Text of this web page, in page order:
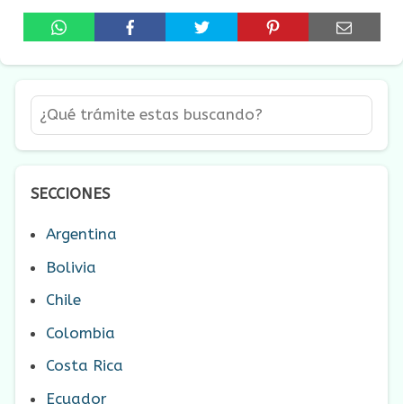
SECCIONES
Argentina
Bolivia
Chile
Colombia
Costa Rica
Ecuador